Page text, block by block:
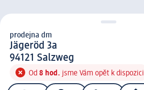
prodejna d m
prodejna dm
Jägeröd 3a
9 4 1 2 1
94121 Salzweg
Od 8 hod. jsme Vám opět k dispozici